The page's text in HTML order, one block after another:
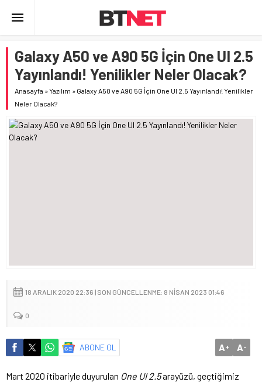
Galaxy A50 ve A90 5G İçin One UI 2.5
Yayınlandı! Yenilikler Neler Olacak?
Anasayfa »Yazılım » Galaxy A50 ve A90 5G İçin One UI 2.5 Yayınlandı! Yenilikler
Neler Olacak?
18 ARALIK 2020 22:36 | SON GÜNCELLENME: 8 NISAN 2023 01:46
0
ABONE OL A+ A-
Mart 2020 itibariyle duyurulan One UI 2.5arayüzü, geçtiğimiz